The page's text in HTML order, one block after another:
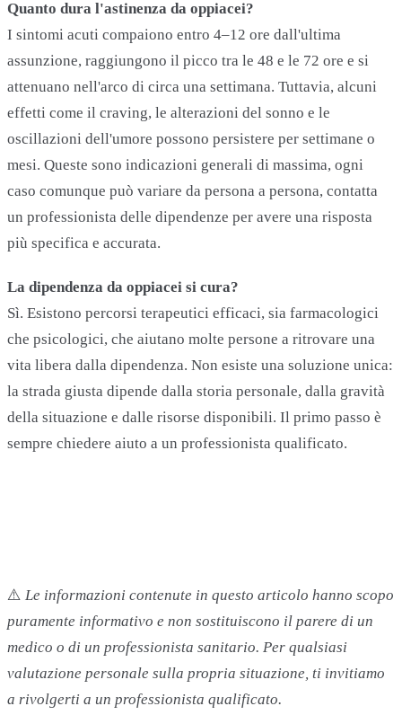
Quanto dura l'astinenza da oppiacei?
I sintomi acuti compaiono entro 4–12 ore dall'ultima
assunzione, raggiungono il picco tra le 48 e le 72 ore e si
attenuano nell'arco di circa una settimana. Tuttavia, alcuni
effetti come il craving, le alterazioni del sonno e le
oscillazioni dell'umore possono persistere per settimane o
mesi. Queste sono indicazioni generali di massima, ogni
caso comunque può variare da persona a persona, contatta
un professionista delle dipendenze per avere una risposta
più specifica e accurata.
La dipendenza da oppiacei si cura?
Sì. Esistono percorsi terapeutici efficaci, sia farmacologici
che psicologici, che aiutano molte persone a ritrovare una
vita libera dalla dipendenza. Non esiste una soluzione unica:
la strada giusta dipende dalla storia personale, dalla gravità
della situazione e dalle risorse disponibili. Il primo passo è
sempre chiedere aiuto a un professionista qualificato.
⚠️ Le informazioni contenute in questo articolo hanno scopo
puramente informativo e non sostituiscono il parere di un
medico o di un professionista sanitario. Per qualsiasi
valutazione personale sulla propria situazione, ti invitiamo
a rivolgerti a un professionista qualificato.